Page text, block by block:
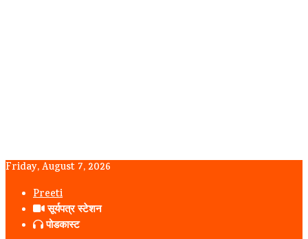
Friday, August 7, 2026
Preeti
सूर्यपत्र स्टेशन
पोडकास्ट